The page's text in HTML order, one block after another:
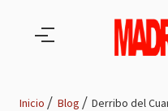
Inicio Blog
Derribo del